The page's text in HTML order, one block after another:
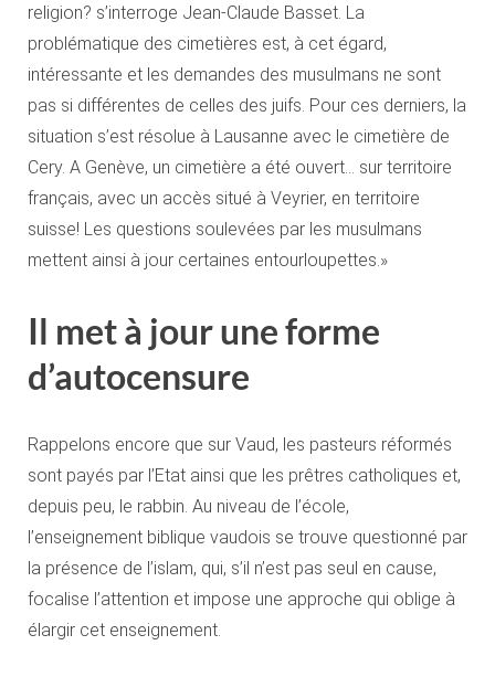
religion? s’interroge Jean-Claude Basset. La
problématique des cimetières est, à cet égard,
intéressante et les demandes des musulmans ne sont
pas si différentes de celles des juifs. Pour ces derniers, la
situation s’est résolue à Lausanne avec le cimetière de
Cery. A Genève, un cimetière a été ouvert… sur territoire
français, avec un accès situé à Veyrier, en territoire
suisse! Les questions soulevées par les musulmans
mettent ainsi à jour certaines entourloupettes.»
Il met à jour une forme
d’autocensure
Rappelons encore que sur Vaud, les pasteurs réformés
sont payés par l’Etat ainsi que les prêtres catholiques et,
depuis peu, le rabbin. Au niveau de l’école,
l’enseignement biblique vaudois se trouve questionné par
la présence de l’islam, qui, s’il n’est pas seul en cause,
focalise l’attention et impose une approche qui oblige à
élargir cet enseignement.